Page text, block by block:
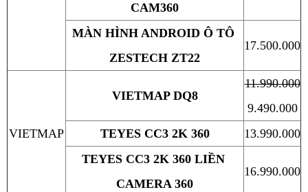
CAM360
MÀN HÌNH ANDROID Ô TÔ
ZESTECH ZT22
17.500.000
VIETMAP
VIETMAP DQ8
11.990.000
9.490.000
TEYES CC3 2K 360
13.990.000
TEYES CC3 2K 360 LIỀN
CAMERA 360
16.990.000